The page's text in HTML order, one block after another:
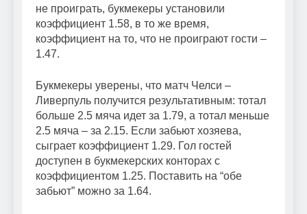
не проиграть, букмекеры установили
коэффициент 1.58, в то же время,
коэффициент на то, что не проиграют гости –
1.47.
Букмекеры уверены, что матч Челси –
Ливерпуль получится результативным: тотал
больше 2.5 мяча идет за 1.79, а тотал меньше
2.5 мяча – за 2.15. Если забьют хозяева,
сыграет коэффициент 1.29. Гол гостей
доступен в букмекерских конторах с
коэффициентом 1.25. Поставить на “обе
забьют” можно за 1.64.